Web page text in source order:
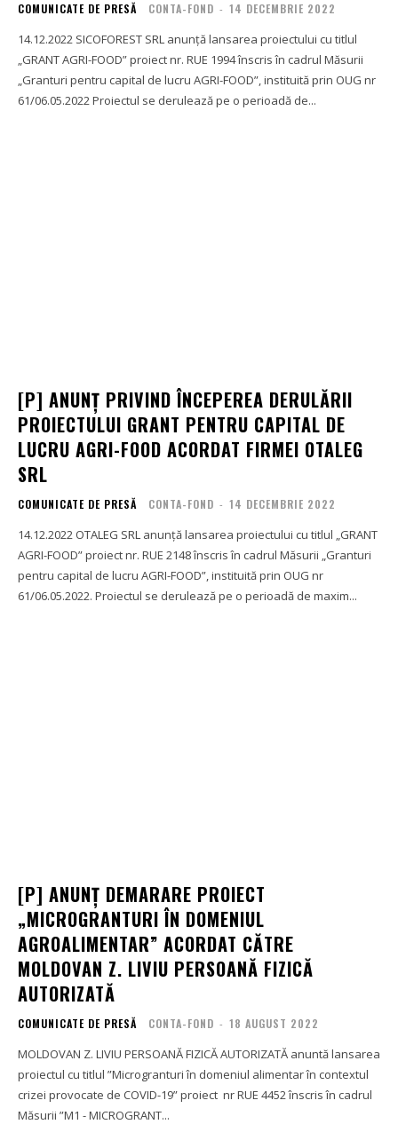
COMUNICATE DE PRESĂ CONTA-FOND - 14 DECEMBRIE 2022
14.12.2022 SICOFOREST SRL anunță lansarea proiectului cu titlul
„GRANT AGRI-FOOD” proiect nr. RUE 1994 înscris în cadrul Măsurii
„Granturi pentru capital de lucru AGRI-FOOD”, instituită prin OUG nr
61/06.05.2022 Proiectul se derulează pe o perioadă de...
[P] ANUNȚ PRIVIND ÎNCEPEREA DERULĂRII
PROIECTULUI GRANT PENTRU CAPITAL DE
LUCRU AGRI-FOOD ACORDAT FIRMEI OTALEG
SRL
COMUNICATE DE PRESĂ CONTA-FOND - 14 DECEMBRIE 2022
14.12.2022 OTALEG SRL anunță lansarea proiectului cu titlul „GRANT
AGRI-FOOD” proiect nr. RUE 2148 înscris în cadrul Măsurii „Granturi
pentru capital de lucru AGRI-FOOD”, instituită prin OUG nr
61/06.05.2022. Proiectul se derulează pe o perioadă de maxim...
[P] ANUNȚ DEMARARE PROIECT
„MICROGRANTURI ÎN DOMENIUL
AGROALIMENTAR” ACORDAT CĂTRE
MOLDOVAN Z. LIVIU PERSOANĂ FIZICĂ
AUTORIZATĂ
COMUNICATE DE PRESĂ CONTA-FOND - 18 AUGUST 2022
MOLDOVAN Z. LIVIU PERSOANĂ FIZICĂ AUTORIZATĂ anuntă lansarea
proiectul cu titlul ”Microgranturi în domeniul alimentar în contextul
crizei provocate de COVID-19” proiect nr RUE 4452 înscris în cadrul
Măsurii ”M1 - MICROGRANT...